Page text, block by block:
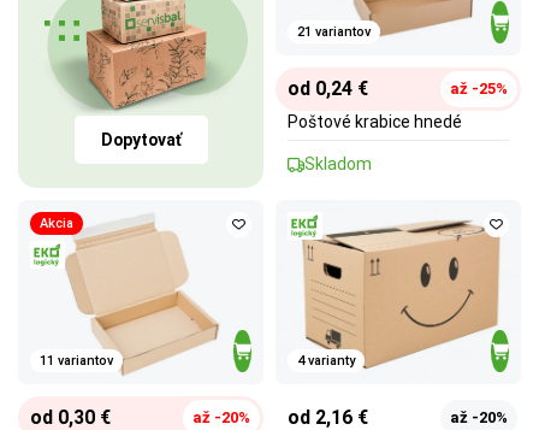
Dopytovať
21 variantov
od 0,24 € až -25%
Poštové krabice hnedé
Skladom
Akcia
11 variantov
od 0,30 € až -20%
4 varianty
od 2,16 € až -20%